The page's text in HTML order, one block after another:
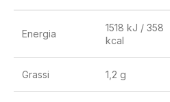
Energia
1518 kJ / 358
kcal
Grassi 1,2 g